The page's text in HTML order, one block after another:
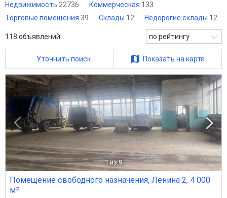
Недвижимость 22736 Коммерческая 133
Торговые помещения 39 Склады 12 Недорогие склады 12
118 объявлений по рейтингу
Уточнить поиск Показать на карте
1 из 9
Помещение свободного назначения, Ленина 2, 4 000
м²